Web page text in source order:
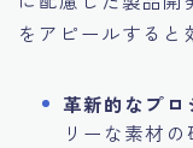
をアピールすると
革新的なプ
リーな素材